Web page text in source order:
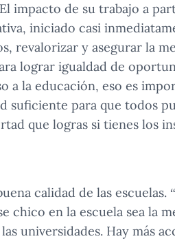
impacto de su trabajo a
iniciado casi
revalorizar y asegurar la
lograr igualdad de
a la educación, eso es
suficiente para que todos
que logras si tienes los
calidad de las escuelas.
chico en la escuela sea la
universidades. Hay más